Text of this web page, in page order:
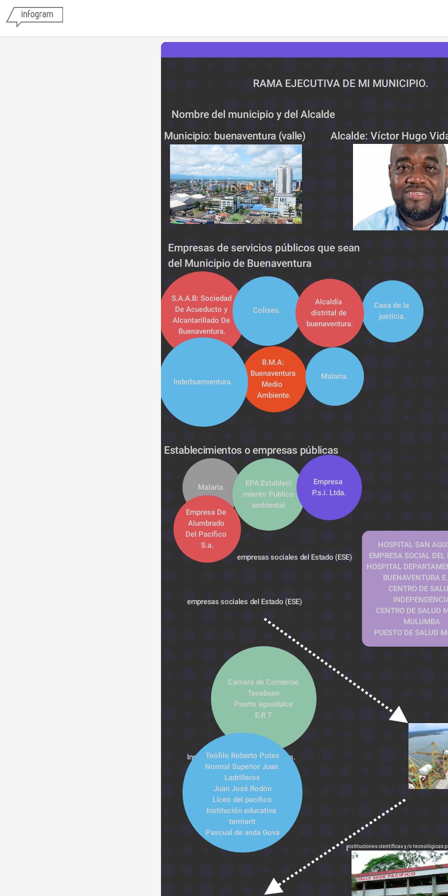
RAMA EJECUTIVA DE MI MUNICIPIO.
Nombre del municipio y del Alcalde
Municipio: buenaventura (valle)
Alcalde: Víctor Hugo
Empresas de servicios públicos que sean
del Municipio de Buenaventura
S.A.A.B: Sociedad
De Acueducto y
Alcantarillado De
Buenaventura.
Coliseo.
Alcaldía
distrital de
buenaventura.
Casa de la
justicia.
Inderbuenventura.
B.M.A:
Buenaventura
Medio
Ambiente.
Malaria.
Establecimientos o empresas públicas
Empresa
P.s.i. Ltda.
Malaria.
EPA:Estableci
miento Publico
ambiental
Empresa De
Alumbrado
Del Pacífico
S.a.
HOSPITAL SAN
EMPRESA SOCIAL DEL
HOSPITAL
BUENAVENTURA
CENTRO DE
CENTRO DE SALUD
MULUMBA
PUESTO DE SALUD
empresas sociales del Estado (ESE)
empresas sociales del Estado (ESE)
Cámara de Comercio
Tecebuen
Puerto aguadulce
E.R.T
Teófilo Roberto Potes
Normal Superior Juan
Ladrilleros
Juan José Rodón
Liceo del pacifico
Institución educativa
termarit
Pascual de anda Goya
Instituciones Educativas públicas.
Instituciones científicas y/o tecnológicas